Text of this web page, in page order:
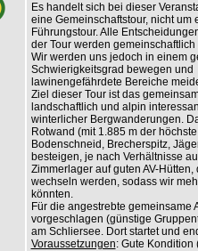
Es handelt sich bei dieser
eine Gemeinschaftstour, nicht um
Führungstour. Alle
der Tour werden gemeinschaftlich
Wir werden uns jedoch in einem
Schwierigkeitsgrad bewegen und
lawinengefährdete Bereiche
Ziel dieser Tour ist das
landschaftlich und alpin
winterlicher Bergwanderungen.
Rotwand (mit 1.885 m der
Bodenschneid, Brecherspitz,
besteigen, je nach Verhältnisse
Zimmerlager auf guten AV-
wechseln werden, sodass wir
könnten.
Für die angestrebte gemeinsame
vorgeschlagen (günstige
am Schliersee. Dort startet und
Voraussetzungen: Gute Kondition